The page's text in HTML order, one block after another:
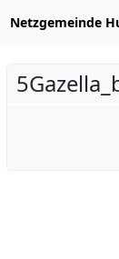
Netzgemeinde